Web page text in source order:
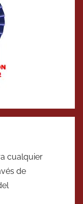
cualquier
de